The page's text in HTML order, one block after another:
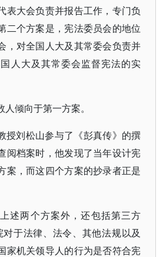
表大会负责并报告工作，专门负
二个方案是，宪法委员会的地位
，对全国人大及其常委会负责并
人大及其常委会监督宪法的实
倾向于第一方案。
授刘松山参与了《彭真传》的撰
阅档案时，他发现了当年设计宪
案，而这四个方案的抄录者正是
述两个方案外，还包括第三方
于法律、法令、其他法规以及
家机关领导人的行为是否符合宪